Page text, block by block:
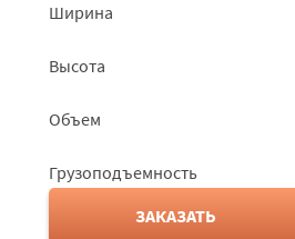
Ширина
Высота
Объем
Грузоподъемность
ЗАКАЗАТЬ